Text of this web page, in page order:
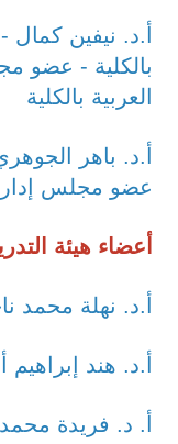
أ.د. نيفين كمال
بالكلية - عضو
العربية بالكلية
أ.د. باهر
عضو مجلس
أعضاء هيئة
أ.د. نهلة محمد
أ.د. هند
أ. د. فريدة